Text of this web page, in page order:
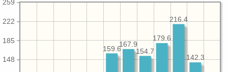
148
185
222
259
142.3
216.4
179.6
154.7
167.9
159.6